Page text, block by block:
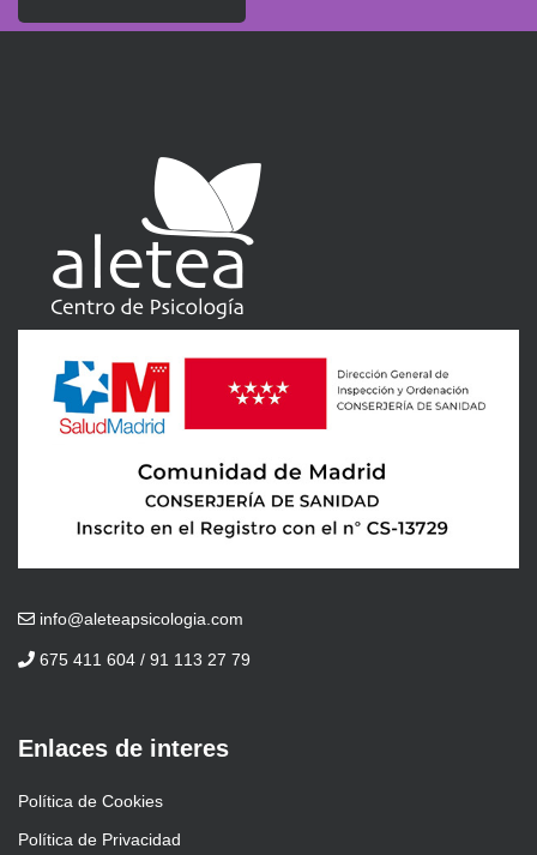
info@aleteapsicologia.com
675 411 604 / 91 113 27 79
Enlaces de interes
Política de Cookies
Política de Privacidad